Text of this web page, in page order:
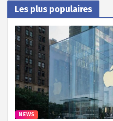
Les plus populaires
NEWS